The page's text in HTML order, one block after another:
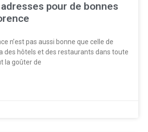
pour de bonnes
n’est pas aussi bonne que celle de
des hôtels et des restaurants dans toute
la goûter de